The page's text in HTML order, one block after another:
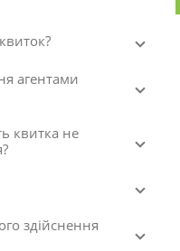
агентами
квитка не
здійснення